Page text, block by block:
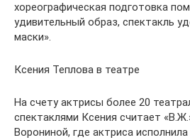
хореографическая подготовка
удивительный образ, спектакль
маски».
Ксения Теплова в театре
На счету актрисы более 20
спектаклями Ксения считает
Ворониной, где актриса